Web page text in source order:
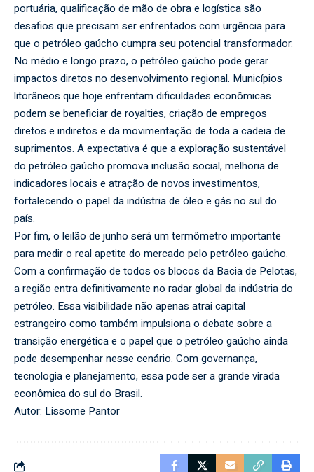
portuária, qualificação de mão de obra e logística são
desafios que precisam ser enfrentados com urgência para
que o petróleo gaúcho cumpra seu potencial transformador.
No médio e longo prazo, o petróleo gaúcho pode gerar
impactos diretos no desenvolvimento regional. Municípios
litorâneos que hoje enfrentam dificuldades econômicas
podem se beneficiar de royalties, criação de empregos
diretos e indiretos e da movimentação de toda a cadeia de
suprimentos. A expectativa é que a exploração sustentável
do petróleo gaúcho promova inclusão social, melhoria de
indicadores locais e atração de novos investimentos,
fortalecendo o papel da indústria de óleo e gás no sul do
país.
Por fim, o leilão de junho será um termômetro importante
para medir o real apetite do mercado pelo petróleo gaúcho.
Com a confirmação de todos os blocos da Bacia de Pelotas,
a região entra definitivamente no radar global da indústria do
petróleo. Essa visibilidade não apenas atrai capital
estrangeiro como também impulsiona o debate sobre a
transição energética e o papel que o petróleo gaúcho ainda
pode desempenhar nesse cenário. Com governança,
tecnologia e planejamento, essa pode ser a grande virada
econômica do sul do Brasil.
Autor: Lissome Pantor